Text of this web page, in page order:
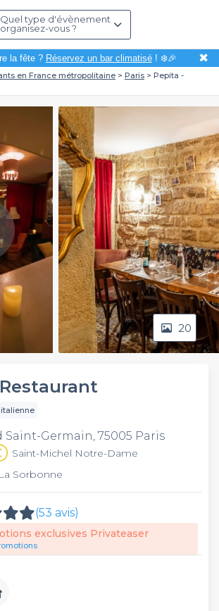
Quel type d'évènement
organisez-vous ?
la fête ? Réservez un bar climatisé! ❄️🎉 ✖
en France métropolitaine Paris
Pepita -
20
Saint-Germain, 75005 Paris
Saint-Michel Notre-Dame
Sorbonne
(53 avis)
exclusives Privateaser